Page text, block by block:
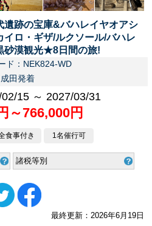
跡の宝庫&バハレイヤオアシ
ロ・ギザ/ルクソール/バハレ
砂漠観光★8日間の旅!
ド：NEK824-WD
成田発着
15 ～ 2027/03/31
～766,000円
食事付き 1名催行可
諸税等別
最終更新：2026年6月19日